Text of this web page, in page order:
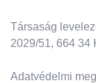
Társaság
2029/51, 664 34
Adatvédelmi